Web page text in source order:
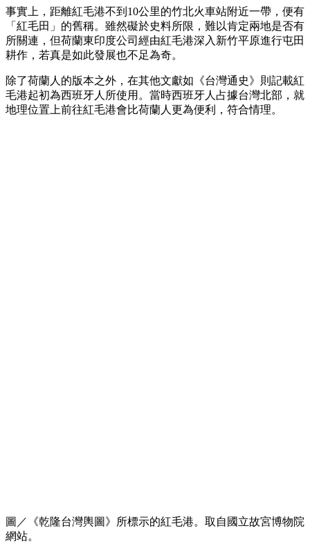
事實上，距離紅毛港不到10公里的竹北火車站附近一帶，便有
「紅毛田」的舊稱。雖然礙於史料所限，難以肯定兩地是否有
所關連，但荷蘭東印度公司經由紅毛港深入新竹平原進行屯田
耕作，若真是如此發展也不足為奇。
除了荷蘭人的版本之外，在其他文獻如《台灣通史》則記載紅
毛港起初為西班牙人所使用。當時西班牙人占據台灣北部，就
地理位置上前往紅毛港會比荷蘭人更為便利，符合情理。
圖／《乾隆台灣輿圖》所標示的紅毛港。取自國立故宮博物院
網站。